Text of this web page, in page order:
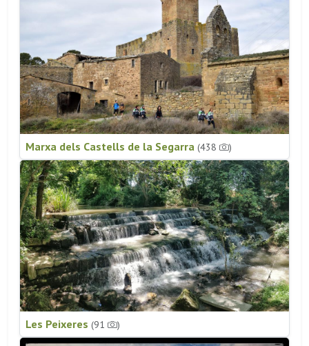
Marxa dels Castells de la Segarra (438 )
Les Peixeres (91 )